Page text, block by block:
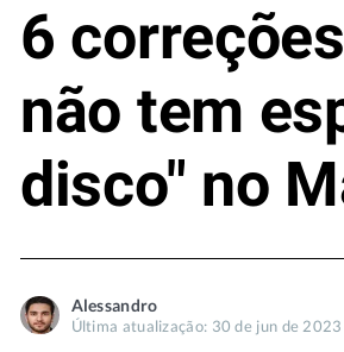
6
não tem
disco" no
Alessandro
Última atualização: 30 de jun de 2023